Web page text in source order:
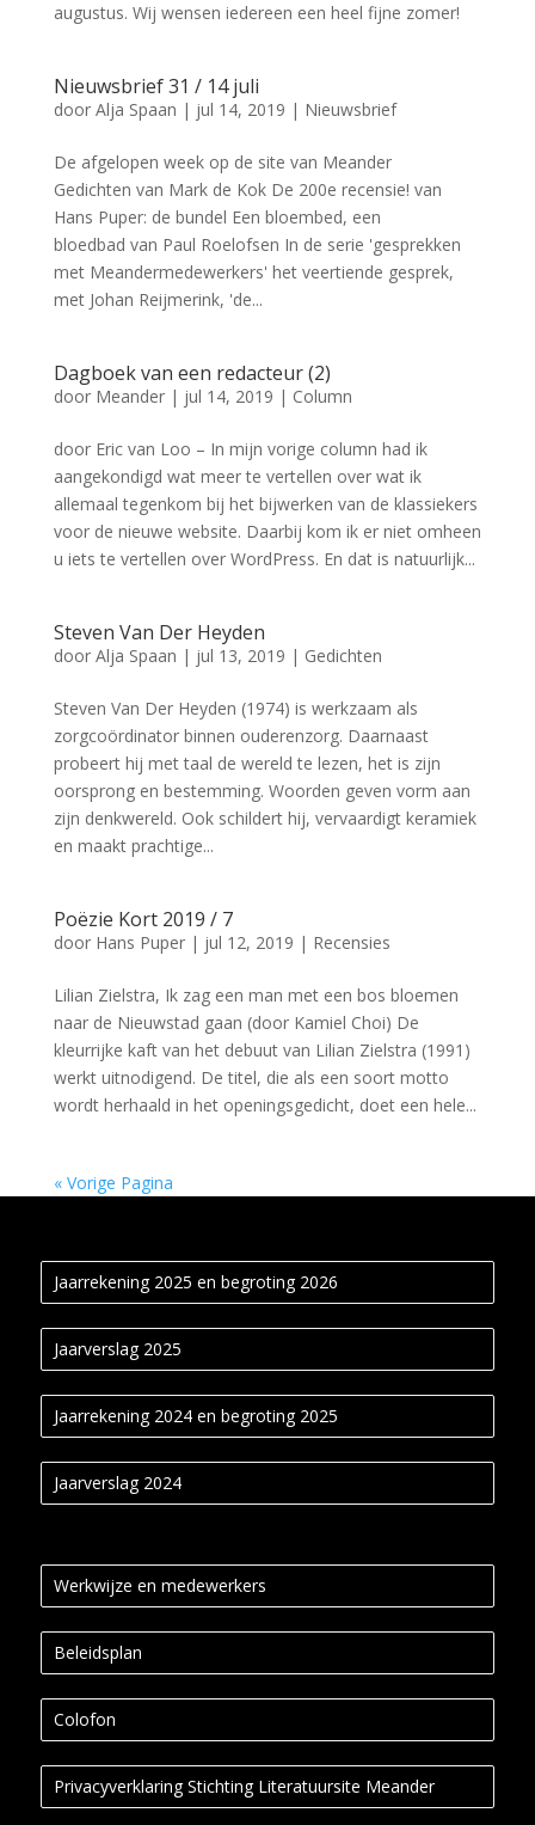
augustus. Wij wensen iedereen een heel fijne zomer!
Nieuwsbrief 31 / 14 juli
door Alja Spaan | jul 14, 2019 | Nieuwsbrief
De afgelopen week op de site van Meander
Gedichten van Mark de Kok De 200e recensie! van
Hans Puper: de bundel Een bloembed, een
bloedbad van Paul Roelofsen In de serie 'gesprekken
met Meandermedewerkers' het veertiende gesprek,
met Johan Reijmerink, 'de...
Dagboek van een redacteur (2)
door Meander| jul 14, 2019 | Column
door Eric van Loo – In mijn vorige column had ik
aangekondigd wat meer te vertellen over wat ik
allemaal tegenkom bij het bijwerken van de klassiekers
voor de nieuwe website. Daarbij kom ik er niet omheen
u iets te vertellen over WordPress. En dat is natuurlijk...
Steven Van Der Heyden
door Alja Spaan | jul 13, 2019 | Gedichten
Steven Van Der Heyden (1974) is werkzaam als
zorgcoördinator binnen ouderenzorg. Daarnaast
probeert hij met taal de wereld te lezen, het is zijn
oorsprong en bestemming. Woorden geven vorm aan
zijn denkwereld. Ook schildert hij, vervaardigt keramiek
en maakt prachtige...
Poëzie Kort 2019 / 7
door Hans Puper| jul 12, 2019 | Recensies
Lilian Zielstra, Ik zag een man met een bos bloemen
naar de Nieuwstad gaan (door Kamiel Choi) De
kleurrijke kaft van het debuut van Lilian Zielstra (1991)
werkt uitnodigend. De titel, die als een soort motto
wordt herhaald in het openingsgedicht, doet een hele...
« Vorige Pagina
Jaarrekening 2025 en begroting 2026
Jaarverslag 2025
Jaarrekening 2024 en begroting 2025
Jaarverslag 2024
Werkwijze en medewerkers
Beleidsplan
Colofon
Privacyverklaring Stichting Literatuursite Meander